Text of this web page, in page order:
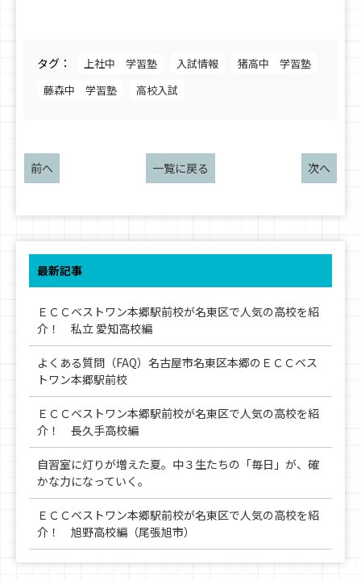
タグ： 上社中 学習塾 入試情報
猪高中 学習塾
藤森中 学習塾
高校入試
前へ 一覧に戻る 次へ
最新記事
ＥＣＣベストワン本郷駅前校が名東区で人気の高校を紹
介！ 私立 愛知高校編
よくある質問（FAQ）名古屋市名東区本郷のＥＣＣベス
トワン本郷駅前校
ＥＣＣベストワン本郷駅前校が名東区で人気の高校を紹
介！ 長久手高校編
自習室に灯りが増えた夏。中３生たちの「毎日」が、確
かな力になっていく。
ＥＣＣベストワン本郷駅前校が名東区で人気の高校を紹
介！ 旭野高校編（尾張旭市）